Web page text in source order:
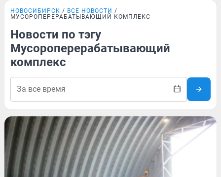
НОВОСИБИРСК
ВСЕ НОВОСТИ
МУСОРОПЕРЕРАБАТЫВАЮЩИЙ КОМПЛЕКС
Новости по тэгу
Мусороперерабатывающий
комплекс